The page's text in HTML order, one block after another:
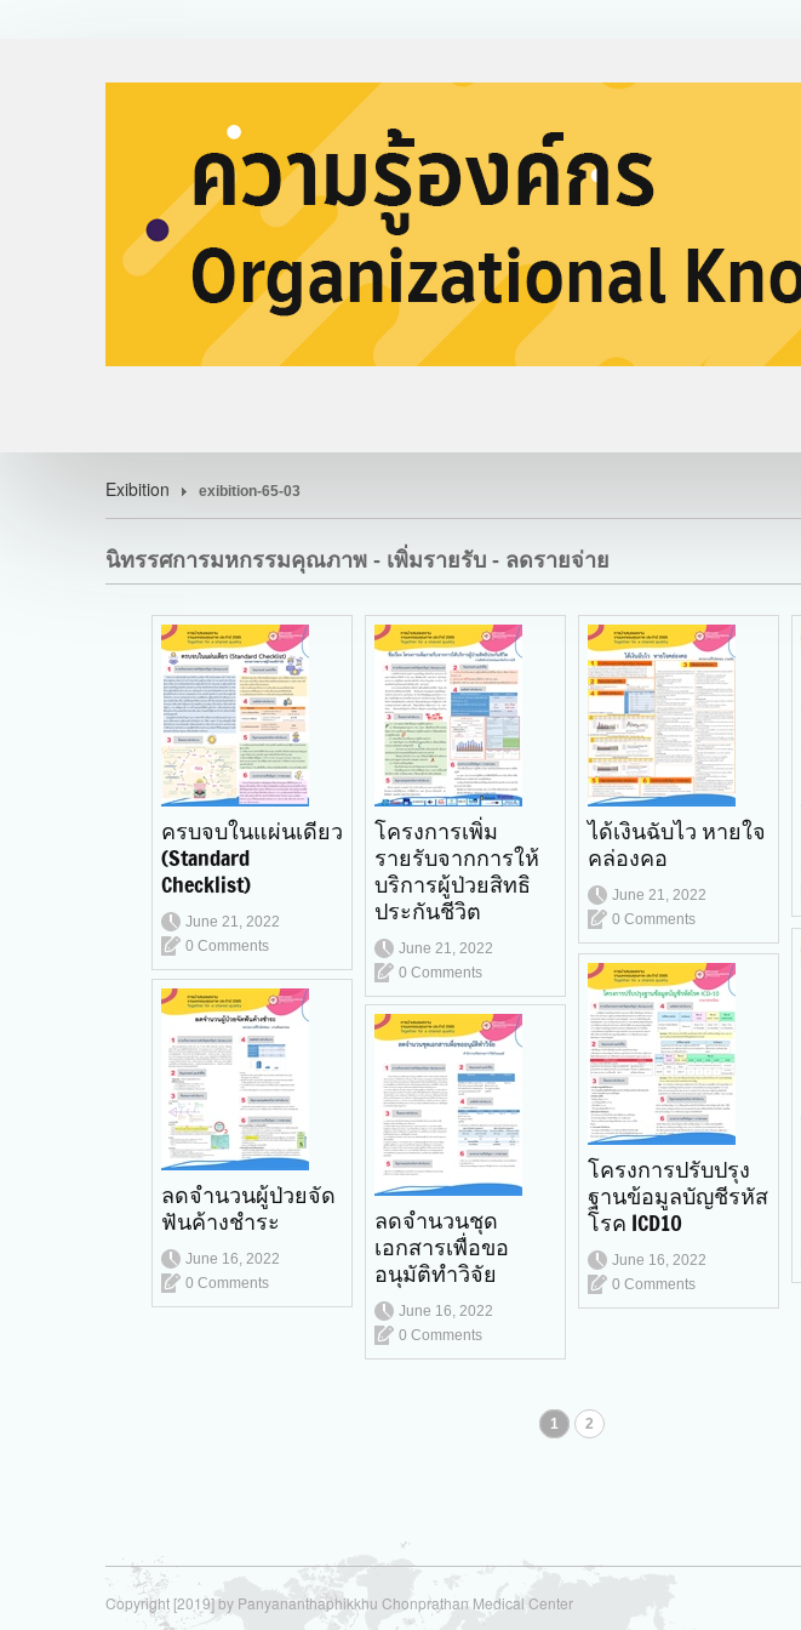
Exibition exibition-65-03
นิทรรศการมหกรรมคุณภาพ - เพิ่มรายรับ - ลดรายจ่าย
ครบจบในแผ่นเดียว
(Standard
Checklist)
June 21, 2022
0 Comments
โครงการเพิ่ม
รายรับจากการให้
บริการผู้ป่วยสิทธิ
ประกันชีวิต
June 21, 2022
0 Comments
ได้เงินฉับไว หายใจ
คล่องคอ
June 21, 2022
0 Comments
โครงการปรับปรุง
ฐานข้อมูลบัญชีรหัส
โรค ICD10
June 16, 2022
0 Comments
ลดจำนวนผู้ป่วยจัด
ฟันค้างชำระ
June 16, 2022
0 Comments
ลดจำนวนชุด
เอกสารเพื่อขอ
อนุมัติทำวิจัย
June 16, 2022
0 Comments
1 2
Copyright [2019] by Panyananthaphikkhu Chonprathan Medical Center